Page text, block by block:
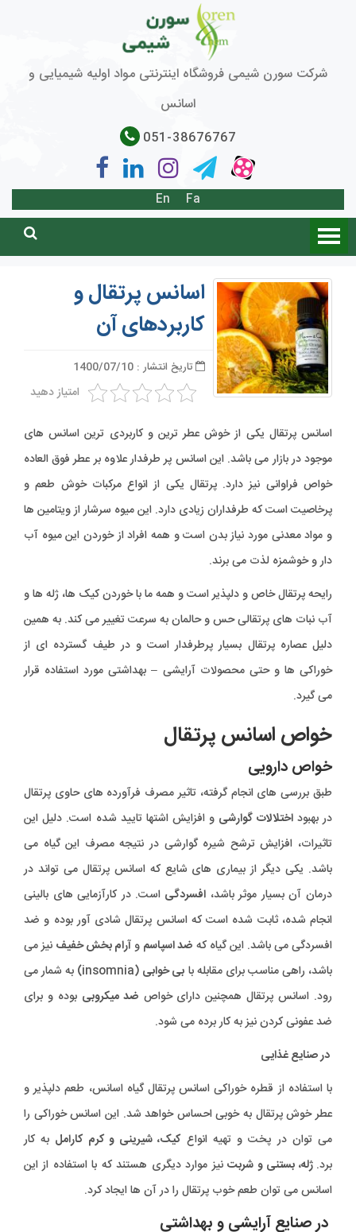
شرکت سورن شیمی فروشگاه اینترنتی مواد اولیه شیمیایی و
اسانس
051-38676767
Fa
En
اسانس پرتقال و
کاربردهای آن
تاریخ انتشار : 1400/07/10
امتیاز دهید
اسانس پرتقال یکی از خوش عطر ترین و کاربردی ترین اسانس های
موجود در بازار می باشد. این اسانس پر طرفدار علاوه بر عطر فوق العاده
خواص فراوانی نیز دارد. پرتقال یکی از انواع مرکبات خوش طعم و
پرخاصیت است که طرفداران زیادی دارد. این میوه سرشار از ویتامین ها
و مواد معدنی مورد نیاز بدن است و همه افراد از خوردن این میوه آب
دار و خوشمزه لذت می برند.
رایحه پرتقال خاص و دلپذیر است و همه ما با خوردن کیک ها، ژله ها و
آب نبات های پرتقالی حس و حالمان به سرعت تغییر می کند. به همین
دلیل عصاره پرتقال بسیار پرطرفدار است و در طیف گسترده ای از
خوراکی ها و حتی محصولات آرایشی – بهداشتی مورد استفاده قرار
می گیرد.
خواص اسانس پرتقال
خواص دارویی
طبق بررسی های انجام گرفته، تاثیر مصرف فرآورده های حاوی پرتقال
در بهبوداختلالات گوارشی و افزایش اشتها تایید شده است. دلیل این
تاثیرات، افزایش ترشح شیره گوارشی در نتیجه مصرف این گیاه می
باشد. یکی دیگر از بیماری های شایع که اسانس پرتقال می تواند در
درمان آن بسیار موثر باشد، افسردگی است. در کارآزمایی های بالینی
انجام شده، ثابت شده است که اسانس پرتقال شادی آور بوده و ضد
افسردگی می باشد. این گیاه که ضد اسپاسم وآرام بخش خفیف نیز می
باشد، راهی مناسب برای مقابله با بی خوابی
(insomnia) به شمار می
رود. اسانس پرتقال همچنین دارای خواص ضد میکروبی بوده و برای
ضد عفونی کردن نیز به کار برده می شود.
در صنایع غذایی
با استفاده از قطره خوراکی اسانس پرتقال گیاه اسانس، طعم دلپذیر و
عطر خوش پرتقال به خوبی احساس خواهد شد. این اسانس خوراکی را
می توان در پخت و تهیه انواعکیک، شیرینی و کرم کارامل به کار
برد. ژله، بستنی و شربتنیز موارد دیگری هستند که با استفاده از این
اسانس می توان طعم خوب پرتقال را در آن ها ایجاد کرد.
در صنایع آرایشی و بهداشتی